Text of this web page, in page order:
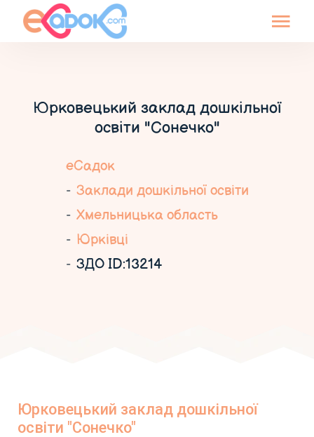
Юрковецький заклад дошкільної
освіти "Сонечко"
еСадок
Заклади дошкільної освіти
Хмельницька область
Юрківці
ЗДО ID:13214
Юрковецький заклад дошкільної
освіти "Сонечко"